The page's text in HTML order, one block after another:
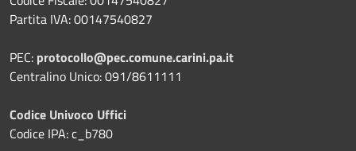
Partita IVA: 00147540827
PEC: protocollo@pec.comune.carini.pa.it
Centralino Unico: 091/8611111
Codice Univoco Uffici
Codice IPA: c_b780